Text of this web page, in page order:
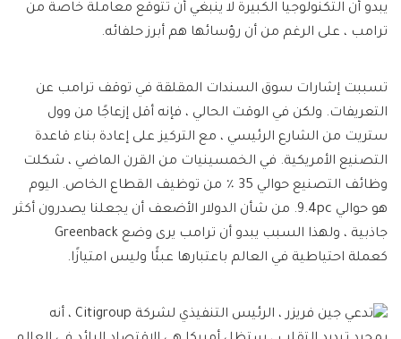
يبدو أن التكنولوجيا الكبيرة لا ينبغي أن تتوقع معاملة خاصة من
ترامب ، على الرغم من أن رؤسائها هم أبرز حلفائه.
تسببت إشارات سوق السندات المقلقة في توقف ترامب عن
التعريفات. ولكن في الوقت الحالي ، فإنه أقل إزعاجًا من وول
ستريت من الشارع الرئيسي ، مع التركيز على إعادة بناء قاعدة
التصنيع الأمريكية. في الخمسينيات من القرن الماضي ، شكلت
وظائف التصنيع حوالي 35 ٪ من توظيف القطاع الخاص. اليوم
هو حوالي 9.4pc. من شأن الدولار الأضعف أن يجعلنا يصدرون أكثر
جاذبية ، ولهذا السبب يبدو أن ترامب يرى وضع Greenback
كعملة احتياطية في العالم باعتبارها عبئًا وليس امتيازًا.